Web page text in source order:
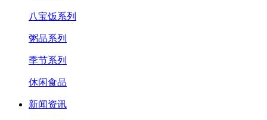
八宝饭系列
粥品系列
季节系列
休闲食品
新闻资讯